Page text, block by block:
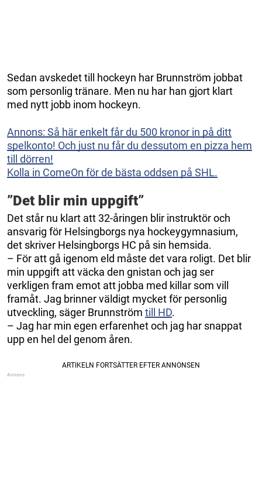
Sedan avskedet till hockeyn har Brunnström jobbat
som personlig tränare. Men nu har han gjort klart
med nytt jobb inom hockeyn.
Annons: Så här enkelt får du 500 kronor in på ditt
spelkonto! Och just nu får du dessutom en pizza hem
till dörren!
Kolla in ComeOn för de bästa oddsen på SHL.
”Det blir min uppgift”
Det står nu klart att 32-åringen blir instruktör och
ansvarig för Helsingborgs nya hockeygymnasium,
det skriver Helsingborgs HC på sin hemsida.
– För att gå igenom eld måste det vara roligt. Det blir
min uppgift att väcka den gnistan och jag ser
verkligen fram emot att jobba med killar som vill
framåt. Jag brinner väldigt mycket för personlig
utveckling, säger Brunnström till HD.
– Jag har min egen erfarenhet och jag har snappat
upp en hel del genom åren.